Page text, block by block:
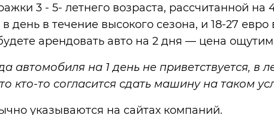
3 - 5- летнего возраста, рассчитанной на
день в течение высокого сезона, и 18-27
арендовать авто на 2 дня — цена
автомобиля на 1 день не приветствуется, в
кто-то согласится сдать машину на таком
указываются на сайтах компаний.